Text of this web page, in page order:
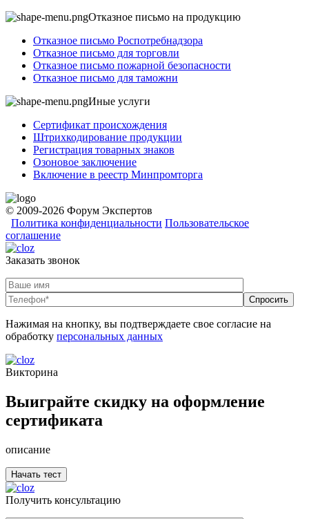
Отказное письмо на продукцию
Отказное письмо Роспотребнадзора
Отказное письмо для торговли
Отказное письмо пожарной безопасности
Отказное письмо для таможни
Иные услуги
Сертификат происхождения
Штрихкодирование продукции
Регистрация товарных знаков
Озоновое заключение
Включение в реестр Минпромторга
© 2009-2026 Форум Экспертов
Политика конфиденциальности Пользовательское
соглашение
Заказать звонок
Нажимая на кнопку, вы подтверждаете свое согласие на
обработку персональных данных
Викторина
Выиграйте скидку на оформление
сертификата
описание
Получить консультацию